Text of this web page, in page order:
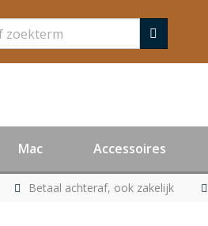
Mac Accessoires
Betaal achteraf, ook zakelijk